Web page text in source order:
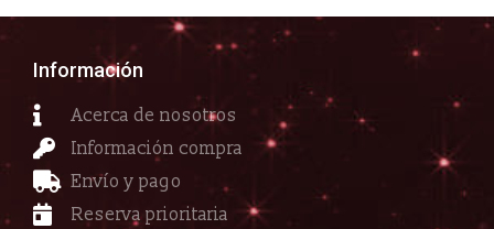
Información
Acerca de nosotros
Información compra
Envío y pago
Reserva prioritaria